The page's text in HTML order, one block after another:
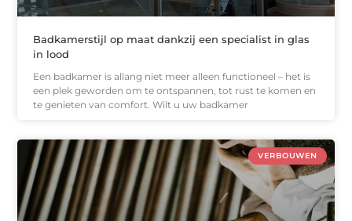
Badkamerstijl op maat dankzij een specialist in glas
in lood
Een badkamer is allang niet meer alleen functioneel – het is
een plek geworden om te ontspannen, tot rust te komen en
te genieten van comfort. Wilt u uw badkamer
VERBOUWEN